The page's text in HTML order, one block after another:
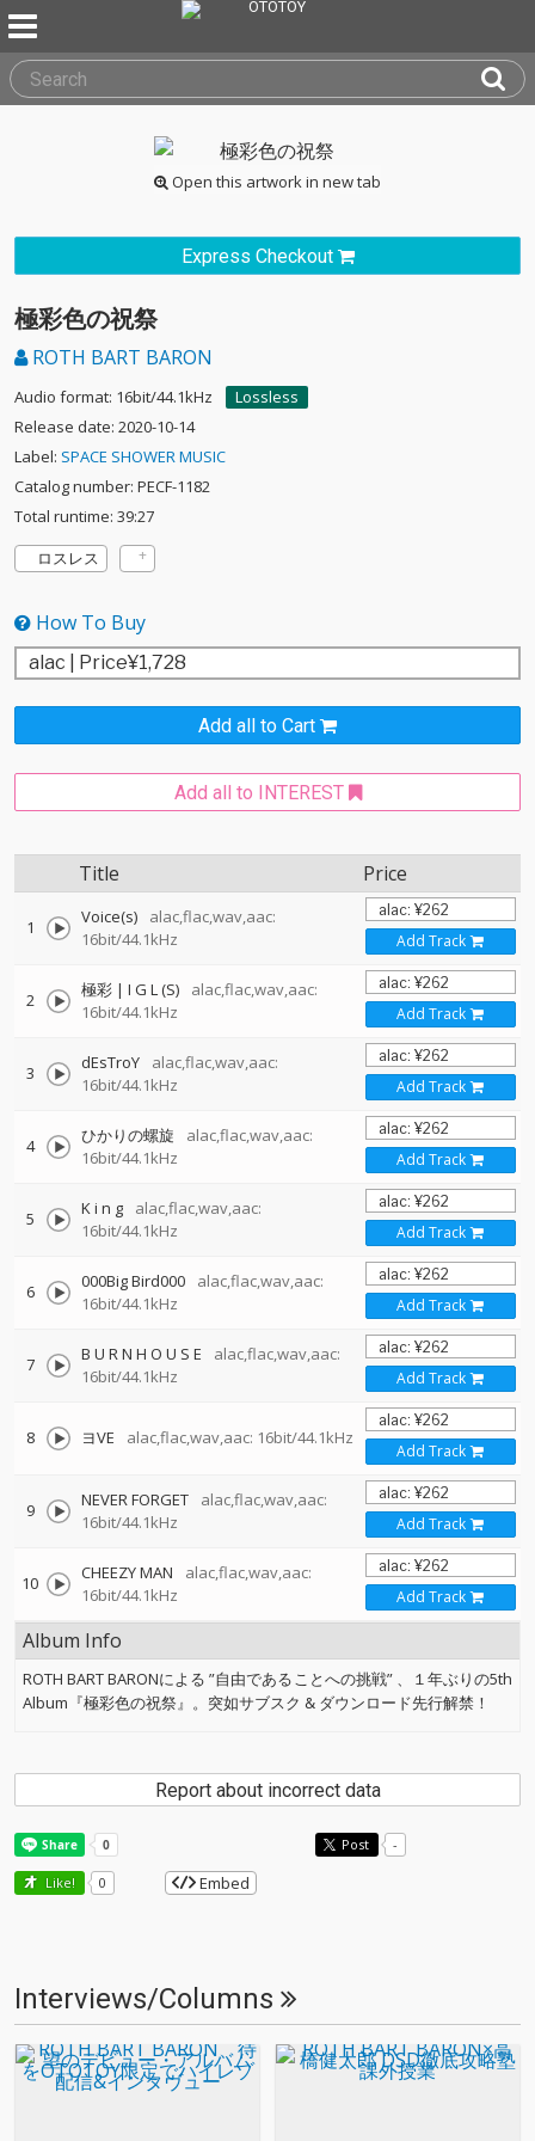
Open this artwork in new tab
Express Checkout
極彩色の祝祭
ROTH BART BARON
Audio format: 16bit/44.1kHz
Lossless
Release date: 2020-10-14
Label: SPACE SHOWER MUSIC
Catalog number: PECF-1182
Total runtime: 39:27
ロスレス
How To Buy
Add all to Cart
Add all to INTEREST
Title Price
1 Voice(s)
alac,flac,wav,aac:
16bit/44.1kHz
Add Track
2 極彩 | I G L (S)
alac,flac,wav,aac:
16bit/44.1kHz
Add Track
3 dEsTroY
alac,flac,wav,aac:
16bit/44.1kHz
Add Track
4 ひかりの螺旋
alac,flac,wav,aac:
16bit/44.1kHz
Add Track
5 K i n g
alac,flac,wav,aac:
16bit/44.1kHz
Add Track
6 000Big Bird000
alac,flac,wav,aac:
16bit/44.1kHz
Add Track
7 B U R N H O U S E
alac,flac,wav,aac:
16bit/44.1kHz
Add Track
8 ヨVE alac,flac,wav,aac: 16bit/44.1kHz
Add Track
9 NEVER FORGET
alac,flac,wav,aac:
16bit/44.1kHz
Add Track
10 CHEEZY MAN
alac,flac,wav,aac:
16bit/44.1kHz
Add Track
Album Info
ROTH BART BARONによる ”自由であることへの挑戦” 、１年ぶりの5th
Album『極彩色の祝祭』。突如サブスク & ダウンロード先行解禁！
Report about incorrect data
Post -
Like! 0 Embed
Interviews/Columns